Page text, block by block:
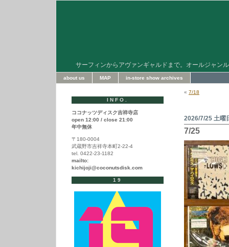
サーフィンからアヴァンギャルドまで。オールジャン
about us MAP in-store show archives
« 7/18
2026/7/25 土曜
7/25
INFO.
ココナッツディスク吉祥寺店
open 12:00 / close 21:00
年中無休
〒180-0004
武蔵野市吉祥寺本町2-22-4
tel. 0422-23-1182
mailto:
kichijoji@coconutsdisk.com
19